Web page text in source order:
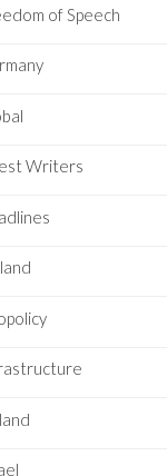
of Speech
Writers